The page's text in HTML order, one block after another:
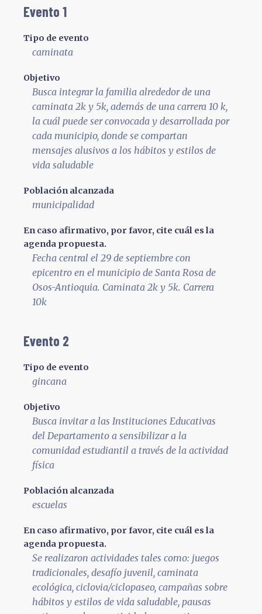
Evento 1
Tipo de evento
caminata
Objetivo
Busca integrar la familia alrededor de una
caminata 2k y 5k, además de una carrera 10 k,
la cuál puede ser convocada y desarrollada por
cada municipio, donde se compartan
mensajes alusivos a los hábitos y estilos de
vida saludable
Población alcanzada
municipalidad
En caso afirmativo, por favor, cite cuál es la
agenda propuesta.
Fecha central el 29 de septiembre con
epicentro en el municipio de Santa Rosa de
Osos-Antioquia. Caminata 2k y 5k. Carrera
10k
Evento 2
Tipo de evento
gincana
Objetivo
Busca invitar a las Instituciones Educativas
del Departamento a sensibilizar a la
comunidad estudiantil a través de la actividad
física
Población alcanzada
escuelas
En caso afirmativo, por favor, cite cuál es la
agenda propuesta.
Se realizaron actividades tales como: juegos
tradicionales, desafío juvenil, caminata
ecológica, ciclovia/ciclopaseo, campañas sobre
hábitos y estilos de vida saludable, pausas